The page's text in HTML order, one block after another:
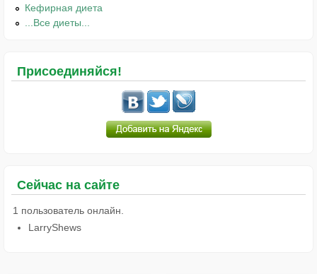
Кефирная диета
...Все диеты...
Присоединяйся!
Сейчас на сайте
1 пользователь онлайн.
LarryShews